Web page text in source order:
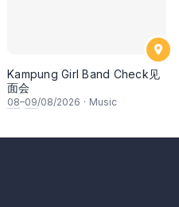
Kampung Girl Band Check见
面会
08–09/08/2026 · Music